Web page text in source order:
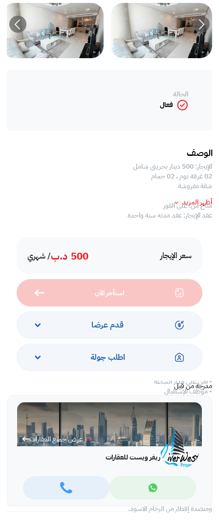
سعر الإيجار 500 د.ب/ شهري
استأجر الآن
قدم عرضا
اطلب جولة
مدرجة من قبل
عرض جميع العقارات
ريفر ويست للعقارات
الحالة
فعال
الوصف
الإيجار: 500 دينار بحريني شامل
02 غرفة نوم ، 02 حمام
شقة مفروشة
متاح من: على الفور
عقد الإيجار: عقد مدته سنة واحدة
غرفة المعيشة
منطقة الطعام
- حمام سباحة للكبار والصغار
- صالة رياضية للسيدات والرجال ،
- منطقة للشواء
- منطقة لعب الأطفال
- أمن على مدار الساعة
- موظف الإستقبال
- المواقف المخصصة
جرب المرتفعات الجديدة التي تعيش الفخامة وتحرر من متاعب الحياة العصرية
للمدينة ، وإطلالة رائعة على البحر ،
عند دخولك ، تقود إلى غرفة معيشة مفروشة جميلة مع مطبخ منضدة الإفطار ،
وغرف نوم رائعة بإضاءة واسعة.
وهي محاطة بالبنوك والعيادات والمستشفيات والمدارس. البيئة المثالية للجميع
لا تفوت العيش في هذا العقار الجميل مع جميع المرافق الحديثة.
ومنضدة إفطار من الرخام الأسود.
أظهر المزيد